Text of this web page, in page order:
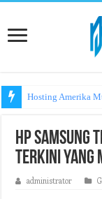
Hosting Amerika
Hp Samsung
Terkini yang
administrator